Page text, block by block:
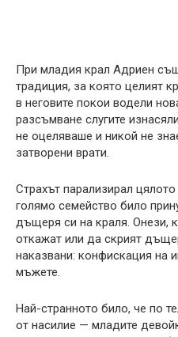
При младия крал Адриен
традиция, за която целият
в неговите покои водели
разсъмване слугите
не оцеляваше и никой не
затворени врати.
Страхът парализирал
голямо семейство било
дъщеря си на краля. Онези,
откажат или да скрият
наказвани: конфискация на
мъжете.
Най-странното било, че по
от насилие — младите